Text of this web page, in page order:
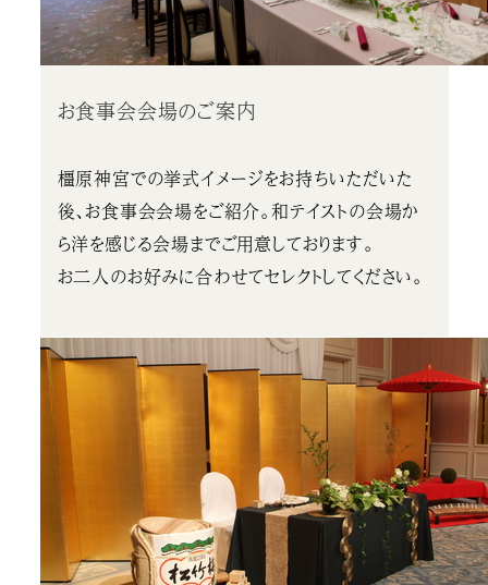
お食事会会場のご案内
橿原神宮での挙式イメージをお持ちいただいた
後、お食事会会場をご紹介。和テイストの会場か
ら洋を感じる会場までご用意しております。
お二人のお好みに合わせてセレクトしてください。